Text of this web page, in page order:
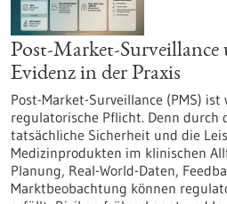
Post-Market-Surveillance
Evidenz in der Praxis
Post-Market-Surveillance (PMS)
regulatorische Pflicht. Denn durch
tatsächliche Sicherheit und die
Medizinprodukten im klinischen
Planung, Real-World-Daten,
Marktbeobachtung können